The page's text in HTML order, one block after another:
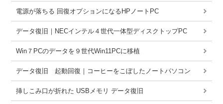
電源が落ちる 回復オプションになるHPノートPC
データ復旧｜NECインテル４世代一体型ディスクトップPC
Win７PCのデータを９世代Win11PCに移植
データ復旧 起動回復｜コーヒーをこぼしたノートパソコン
挿しこみ口が折れた USBメモリ データ復旧